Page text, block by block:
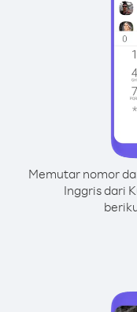
Memutar nomor
Inggris dari